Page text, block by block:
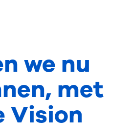
we nu
met
Vision